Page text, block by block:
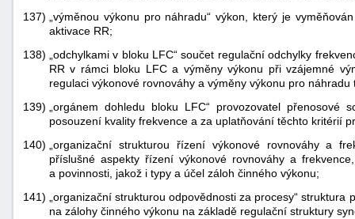
137)
„výměnou výkonu pro náhradu“ výkon, který je
aktivace RR;
138)
„odchylkami v bloku LFC“ součet regulační odchylky
RR v rámci bloku LFC a výměny výkonu při vzájemné
regulaci výkonové rovnováhy a výměny výkonu pro
139)
„orgánem dohledu bloku LFC“ provozovatel
posouzení kvality frekvence a za uplatňování těchto kritérií
140)
„organizační strukturou řízení výkonové rovnováhy a
příslušné aspekty řízení výkonové rovnováhy a
a povinnosti, jakož i typy a účel záloh činného výkonu;
141)
„organizační strukturou odpovědnosti za procesy“
na zálohy činného výkonu na základě regulační struktury